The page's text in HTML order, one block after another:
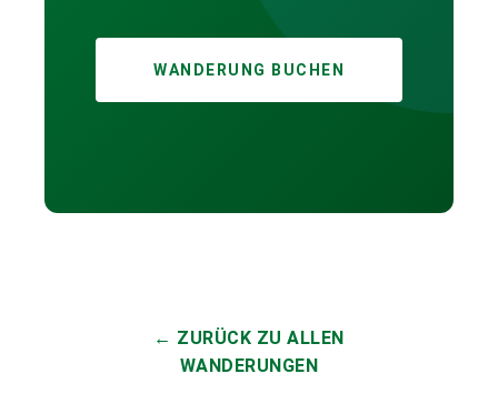
WANDERUNG BUCHEN
← ZURÜCK ZU ALLEN
WANDERUNGEN